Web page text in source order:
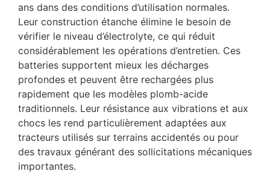
ans dans des conditions d’utilisation normales.
Leur construction étanche élimine le besoin de
vérifier le niveau d’électrolyte, ce qui réduit
considérablement les opérations d’entretien. Ces
batteries supportent mieux les décharges
profondes et peuvent être rechargées plus
rapidement que les modèles plomb-acide
traditionnels. Leur résistance aux vibrations et aux
chocs les rend particulièrement adaptées aux
tracteurs utilisés sur terrains accidentés ou pour
des travaux générant des sollicitations mécaniques
importantes.